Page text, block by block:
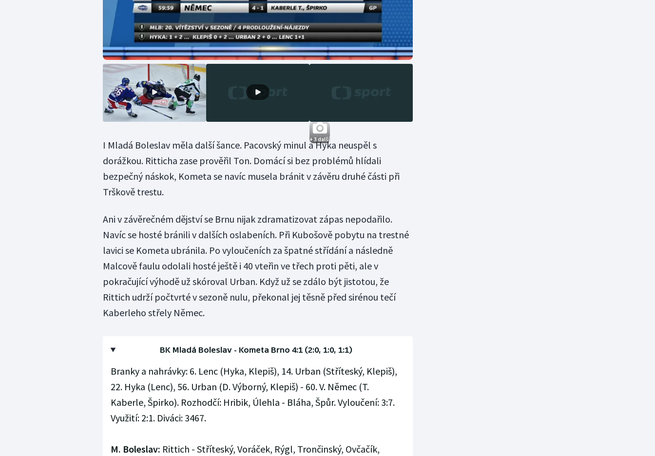
+ 3 další
I Mladá Boleslav měla další šance. Pacovský minul a Hyka neuspěl s
dorážkou. Ritticha zase prověřil Ton. Domácí si bez problémů hlídali
bezpečný náskok, Kometa se navíc musela bránit v závěru druhé části při
Trškově trestu.
Ani v závěrečném dějství se Brnu nijak zdramatizovat zápas nepodařilo.
Navíc se hosté bránili v dalších oslabeních. Při Kubošově pobytu na trestné
lavici se Kometa ubránila. Po vyloučeních za špatné střídání a následně
Malcově faulu odolali hosté ještě i 40 vteřin ve třech proti pěti, ale v
pokračující výhodě už skóroval Urban. Když už se zdálo být jistotou, že
Rittich udrží počtvrté v sezoně nulu, překonal jej těsně před sirénou tečí
Kaberleho střely Němec.
BK Mladá Boleslav - Kometa Brno 4:1 (2:0, 1:0, 1:1)
Branky a nahrávky: 6. Lenc (Hyka, Klepiš), 14. Urban (Stříteský, Klepiš),
22. Hyka (Lenc), 56. Urban (D. Výborný, Klepiš) - 60. V. Němec (T.
Kaberle, Špirko). Rozhodčí: Hribik, Úlehla - Bláha, Špůr. Vyloučení: 3:7.
Využití: 2:1. Diváci: 3467.
M. Boleslav: Rittich - Stříteský, Voráček, Rýgl, Trončinský, Ovčačík,